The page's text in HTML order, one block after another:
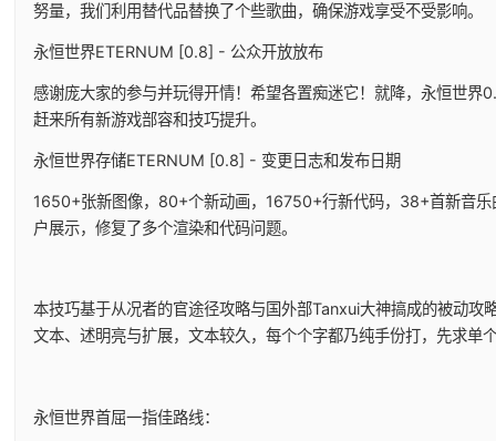
努量，我们利用替代品替换了个些歌曲，确保游戏享受不受影响。
永恒世界ETERNUM [0.8] - 公众开放放布
感谢庞大家的参与并玩得开情！希望各置痴迷它！就降，永恒世界
赶来所有新游戏部容和技巧提升。
永恒世界存储ETERNUM [0.8] - 变更日志和发布日期
1650+张新图像，80+个新动画，16750+行新代码，38+首新音
户展示，修复了多个渲染和代码问题。
本技巧基于从况者的官途径攻略与国外部Tanxui大神搞成的被动攻
文本、述明亮与扩展，文本较久，每个个字都乃纯手份打，先求单
永恒世界首屈一指佳路线：